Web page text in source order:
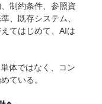
制約条件、参照資
、既存システム、
てはじめて、AIは
体ではなく、コン
ている。